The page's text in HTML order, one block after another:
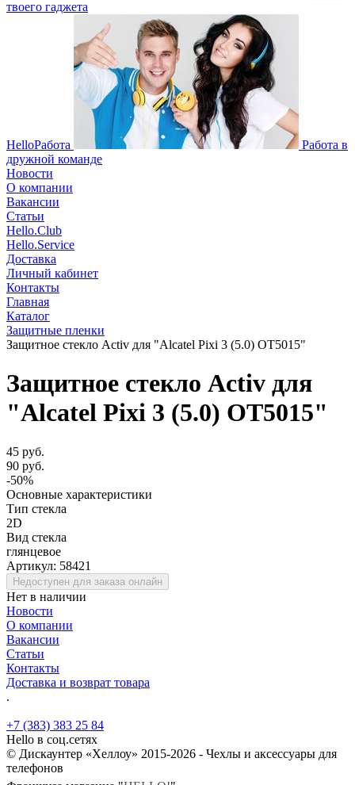
твоего гаджета
HelloРабота
Работа в
дружной команде
Новости
О компании
Вакансии
Статьи
Hello.Club
Hello.Service
Доставка
Личный кабинет
Контакты
Главная
Каталог
Защитные пленки
Защитное стекло Activ для "Alcatel Pixi 3 (5.0) OT5015"
Защитное стекло Activ для
"Alcatel Pixi 3 (5.0) OT5015"
45 руб.
90 руб.
-50%
Основные характеристики
Тип стекла
2D
Вид стекла
глянцевое
Артикул: 58421
Недоступен для заказа онлайн
Нет в наличии
Новости
О компании
Вакансии
Статьи
Контакты
Доставка и возврат товара
.
+7 (383) 383 25 84
Hello в соц.сетях
© Дискаунтер «Хеллоу» 2015-2026 - Чехлы и аксессуары для
телефонов